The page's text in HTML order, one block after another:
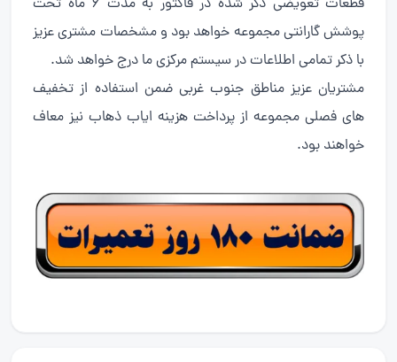
قطعات تعویضی ذکر شده در فاکتور به مدت 6 ماه تحت
پوشش گارانتی مجموعه خواهد بود و مشخصات مشتری عزیز
با ذکر تمامی اطلاعات در سیستم مرکزی ما درج خواهد شد.
مشتریان عزیز مناطق جنوب غربی ضمن استفاده از تخفیف
های فصلی مجموعه از پرداخت هزینه ایاب ذهاب نیز معاف
خواهند بود.